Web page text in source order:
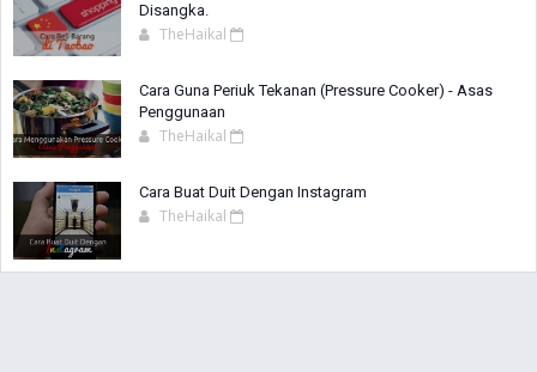
Disangka.
TheHaikal
Cara Guna Periuk Tekanan (Pressure Cooker) - Asas
Penggunaan
TheHaikal
Cara Buat Duit Dengan Instagram
TheHaikal